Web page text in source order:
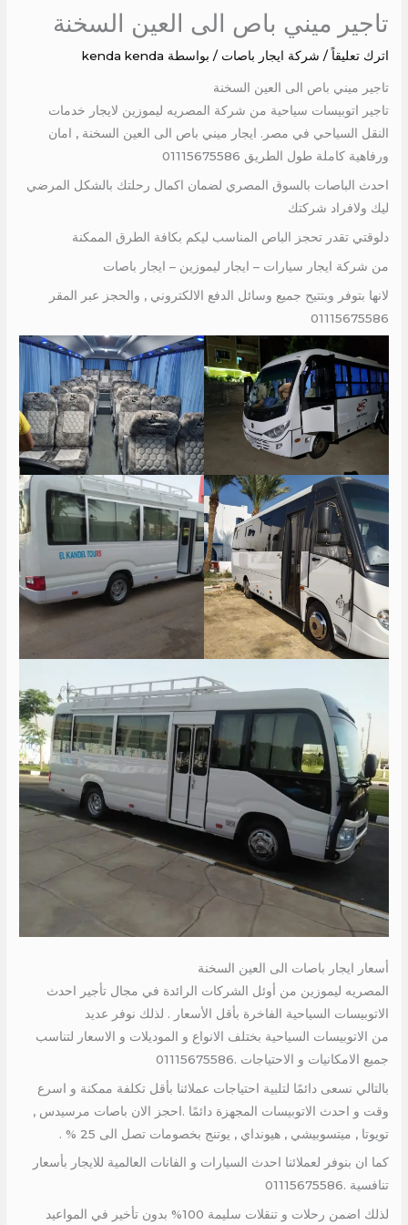
تاجير ميني باص الى العين السخنة
اترك تعليقاً / شركة ايجار باصات / بواسطة kenda kenda
تاجير ميني باص الى العين السخنة
تاجير اتوبيسات سياحية من شركة المصريه ليموزين لايجار خدمات
النقل السياحي في مصر. ايجار ميني باص الى العين السخنة , امان
ورفاهية كاملة طول الطريق 01115675586
احدث الباصات بالسوق المصري لضمان اكمال رحلتك بالشكل المرضي
ليك ولافراد شركتك
دلوقتي تقدر تحجز الباص المناسب ليكم بكافة الطرق الممكنة
من شركة ايجار سيارات – ايجار ليموزين – ايجار باصات
لانها بتوفر وبتتيح جميع وسائل الدفع الالكتروني , والحجز عبر المقر
01115675586
أسعار ايجار باصات الى العين السخنة
المصريه ليموزين من أوئل الشركات الرائدة في مجال تأجير احدث
الاتوبيسات السياحية الفاخرة بأقل الأسعار . لذلك نوفر عديد
من الاتوبيسات السياحية بختلف الانواع و الموديلات و الاسعار لتناسب
جميع الامكانيات و الاحتياجات .01115675586
بالتالي نسعى دائمًا لتلبية احتياجات عملائنا بأقل تكلفة ممكنة و اسرع
وقت و احدث الاتوبيسات المجهزة دائمًا .احجز الان باصات مرسيدس ,
تويوتا , ميتسوبيشي , هيونداي , يوتنج بخصومات تصل الى 25 % .
كما ان بنوفر لعملائنا احدث السيارات و الفانات العالمية للايجار بأسعار
تنافسية .01115675586
لذلك اضمن رحلات و تنقلات سليمة 100% بدون تأخير في المواعيد